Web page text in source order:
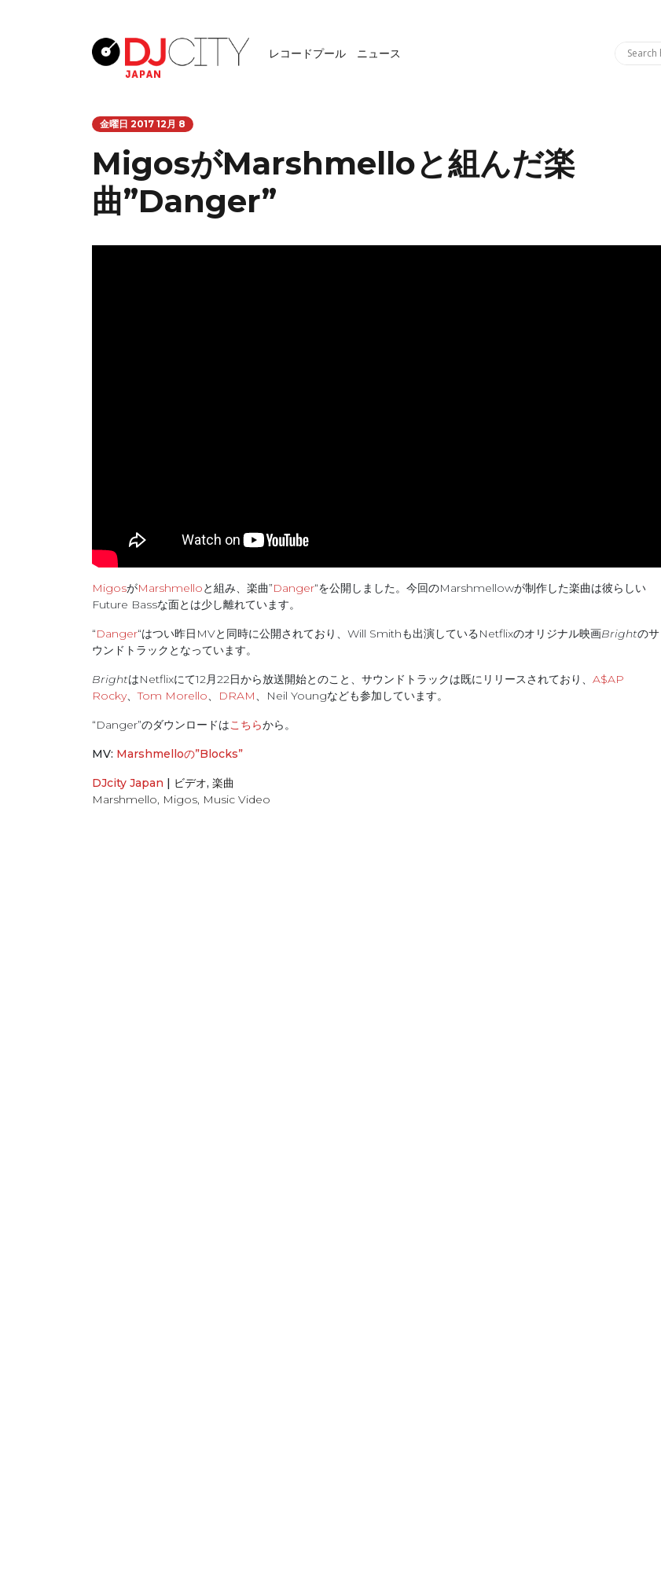
レコードプール ニュース
金曜日 2017 12月 8
MigosがMarshmelloと組んだ楽
曲”Danger”
MigosがMarshmelloと組み、楽曲”Danger“を公開しました。今回のMarshmellowが制作した楽曲は彼らしい
Future Bassな面とは少し離れています。
“Danger“はつい昨日MVと同時に公開されており、Will Smithも出演しているNetflixのオリジナル映画Brightのサ
ウンドトラックとなっています。
BrightはNetflixにて12月22日から放送開始とのこと、サウンドトラックは既にリリースされており、 A$AP
Rocky、Tom Morello、 DRAM、Neil Youngなども参加しています。
“Danger”のダウンロードはこちらから。
MV: Marshmelloの”Blocks”
DJcity Japan ビデオ, 楽曲
Marshmello, Migos, Music Video